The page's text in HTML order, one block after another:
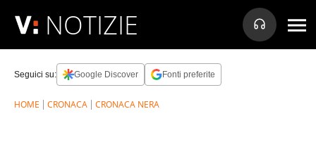
NOTIZIE
Seguici su: Google Discover Fonti preferite
HOME CRONACA CRONACA NERA